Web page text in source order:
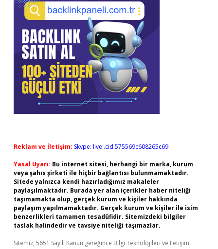
Reklam ve İletişim: Skype: live:.cid.575569c608265c69
Yasal Uyarı: Bu internet sitesi, herhangi bir marka, kurum
veya şahıs şirketi ile hiçbir bağlantısı bulunmamaktadır.
Sitede yalnızca kendi hazırladığımız makaleler
paylaşılmaktadır. Burada yer alan içerikler haber niteliği
taşımamakta olup, gerçek kurum ve kişiler hakkında
paylaşım yapılmamaktadır. Gerçek kurum ve kişiler ile isim
benzerlikleri tamamen tesadüfidir. Sitemizdeki bilgiler
taslak halindedir ve tavsiye niteliği taşımazlar.
Sitemiz, 5651 Sayılı Kanun gereğince Bilgi Teknolojileri ve İletişim